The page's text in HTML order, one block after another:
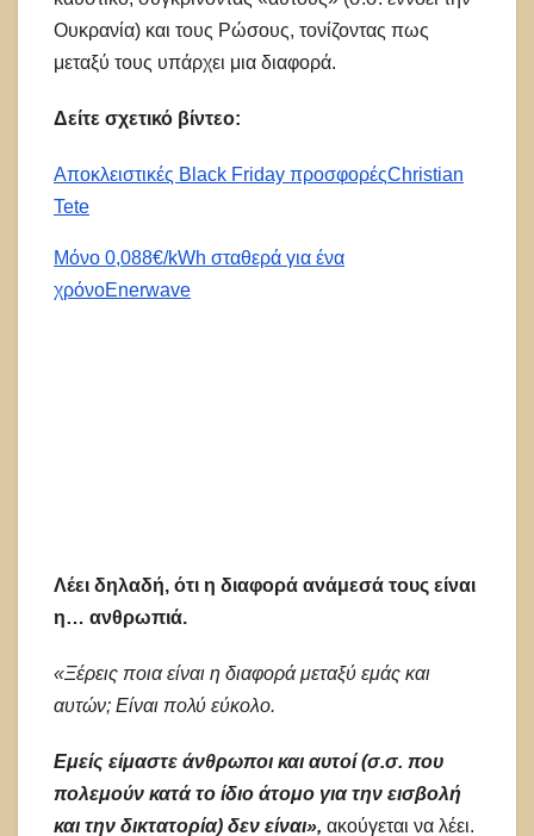
Ουκρανία) και τους Ρώσους, τονίζοντας πως
μεταξύ τους υπάρχει μια διαφορά.
Δείτε σχετικό βίντεο:
Αποκλειστικές Black Friday προσφορέςChristian
Tete
Μόνο 0,088€/kWh σταθερά για ένα
χρόνοEnerwave
Λέει δηλαδή, ότι η διαφορά ανάμεσά τους είναι
η… ανθρωπιά.
«Ξέρεις ποια είναι η διαφορά μεταξύ εμάς και
αυτών; Είναι πολύ εύκολο.
Εμείς είμαστε άνθρωποι και αυτοί (σ.σ. που
πολεμούν κατά το ίδιο άτομο για την εισβολή
και την δικτατορία) δεν είναι», ακούγεται να λέει.